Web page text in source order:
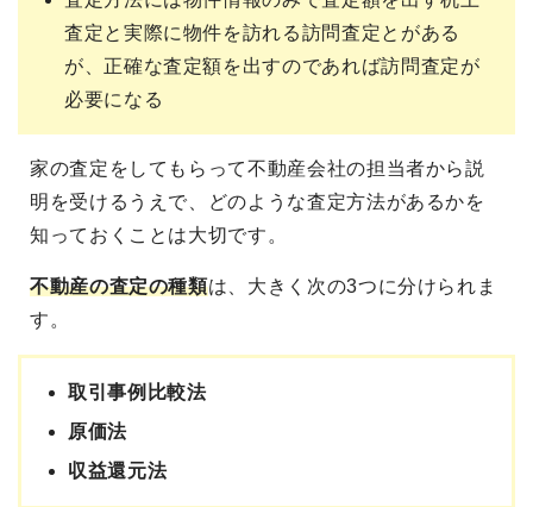
査定と実際に物件を訪れる訪問査定とがある
が、正確な査定額を出すのであれば訪問査定が
必要になる
家の査定をしてもらって不動産会社の担当者から説
明を受けるうえで、どのような査定方法があるかを
知っておくことは大切です。
不動産の査定の種類は、大きく次の3つに分けられま
す。
取引事例比較法
原価法
収益還元法